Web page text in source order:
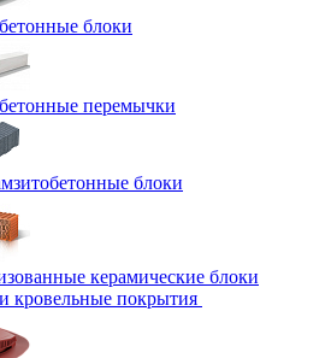
блоки
перемычки
блоки
керамические блоки
кровельные покрытия